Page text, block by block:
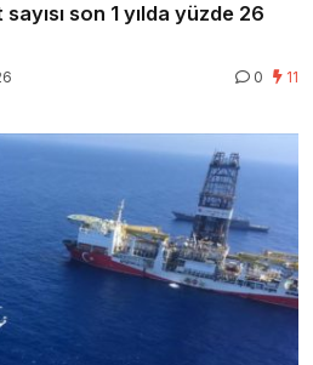
son 1 yılda yüzde 26
0 11